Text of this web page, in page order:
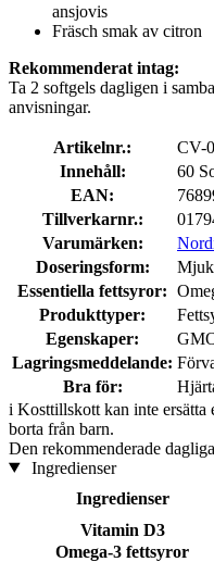
ansjovis
Fräsch smak av citron
Rekommenderat intag:
Ta 2 softgels dagligen i
anvisningar.
Artikelnr.:
CV-
Innehåll:
60
EAN:
Tillverkarnr.:
Varumärken:
Doseringsform:
Essentiella fettsyror:
Produkttyper:
Egenskaper:
Lagringsmeddelande:
Bra för:
i Kosttillskott kan inte ersätta
borta från barn.
Den rekommenderade
Ingredienser
Ingredienser
Vitamin D3
Omega-3 fettsyror